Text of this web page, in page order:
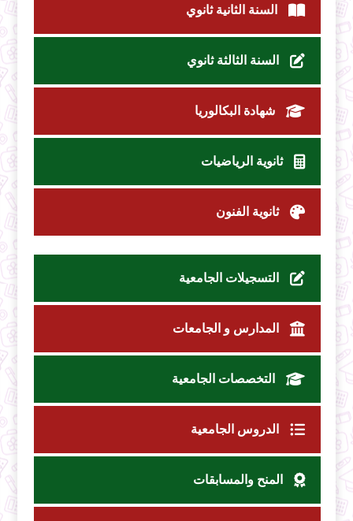
السنة الثانية ثانوي
السنة الثالثة ثانوي
شهادة البكالوريا
ثانوية الرياضيات
ثانوية الفنون
التسجيلات الجامعية
المدارس و الجامعات
التخصصات الجامعية
الدروس الجامعية
المنح والمسابقات